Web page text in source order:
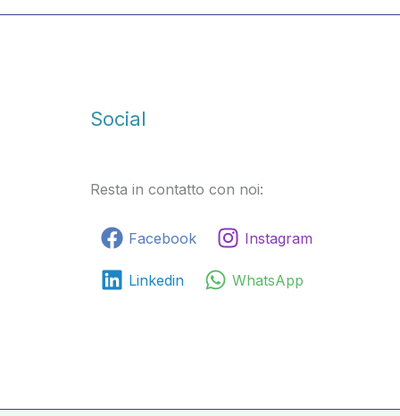
Social
Resta in contatto con noi:
Facebook Instagram
Linkedin WhatsApp